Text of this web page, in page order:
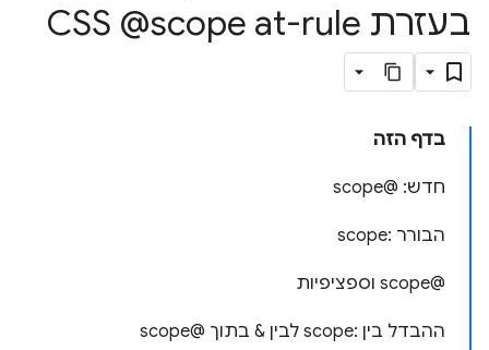
בעזרת CSS @scope at-rule
בדף הזה
חדש: @scope
הבורר :scope
@scope וספציפיות
ההבדל בין :scope לבין & בתוך @scope